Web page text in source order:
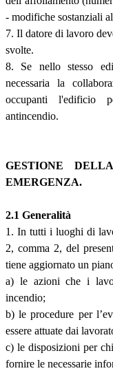
- modifiche sostanziali
7. Il datore di lavoro
svolte.
8. Se nello stesso
necessaria la
occupanti l'edificio
antincendio.
GESTIONE
EMERGENZA.
2.1 Generalità
1. In tutti i luoghi di
2, comma 2, del
tiene aggiornato un
a) le azioni che i
incendio;
b) le procedure per
essere attuate dai
c) le disposizioni per
fornire le necessarie